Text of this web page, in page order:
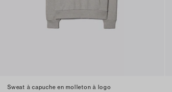
Sweat à capuche en molleton à logo